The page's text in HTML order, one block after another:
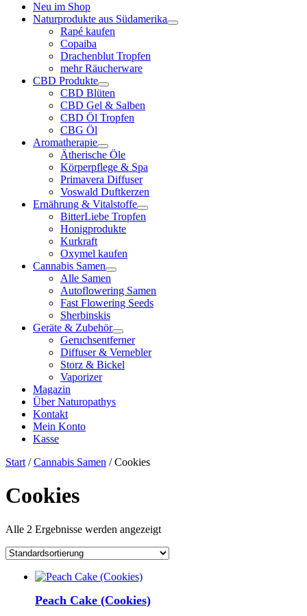
Neu im Shop
Naturprodukte aus Südamerika
Rapé kaufen
Copaiba
Drachenblut Tropfen
mehr Räucherware
CBD Produkte
CBD Blüten
CBD Gel & Salben
CBD Öl Tropfen
CBG Öl
Aromatherapie
Ätherische Öle
Körperpflege & Spa
Primavera Diffuser
Voswald Duftkerzen
Ernährung & Vitalstoffe
BitterLiebe Tropfen
Honigprodukte
Kurkraft
Oxymel kaufen
Cannabis Samen
Alle Samen
Autoflowering Samen
Fast Flowering Seeds
Sherbinskis
Geräte & Zubehör
Geruchsentferner
Diffuser & Vernebler
Storz & Bickel
Vaporizer
Magazin
Über Naturopathys
Kontakt
Mein Konto
Kasse
Start /Cannabis Samen / Cookies
Cookies
Alle 2 Ergebnisse werden angezeigt
Peach Cake (Cookies)